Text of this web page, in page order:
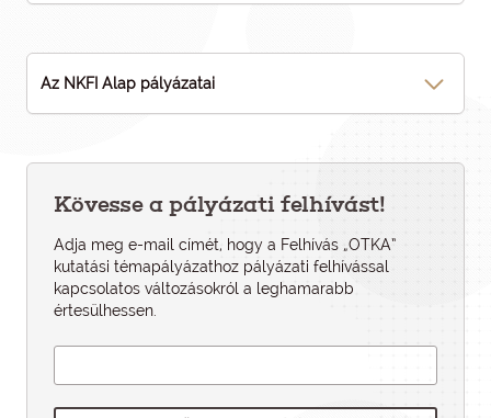
Az NKFI Alap pályázatai
Kövesse a pályázati felhívást!
Adja meg e-mail címét, hogy a Felhívás „OTKA”
kutatási témapályázathoz pályázati felhí­vással
kapcsolatos változásokról a leghamarabb
értesülhessen.